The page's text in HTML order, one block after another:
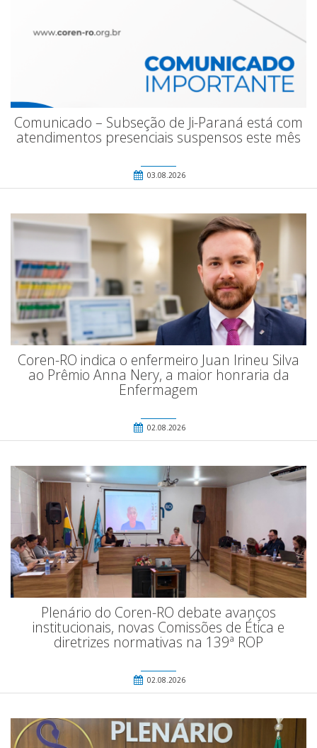
Comunicado – Subseção de Ji-Paraná está com
atendimentos presenciais suspensos este mês
03.08.2026
Coren-RO indica o enfermeiro Juan Irineu Silva
ao Prêmio Anna Nery, a maior honraria da
Enfermagem
02.08.2026
Plenário do Coren-RO debate avanços
institucionais, novas Comissões de Ética e
diretrizes normativas na 139ª ROP
02.08.2026